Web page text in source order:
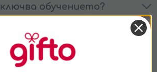
обучението?
е за подарък?
уроците по време на